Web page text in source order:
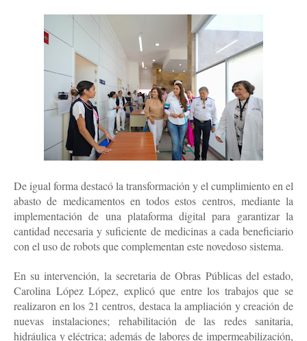
De igual forma destacó la transformación y el cumplimiento en el
abasto de medicamentos en todos estos centros, mediante la
implementación de una plataforma digital para garantizar la
cantidad necesaria y suficiente de medicinas a cada beneficiario
con el uso de robots que complementan este novedoso sistema.
En su intervención, la secretaria de Obras Públicas del estado,
Carolina López López, explicó que entre los trabajos que se
realizaron en los 21 centros, destaca la ampliación y creación de
nuevas instalaciones; rehabilitación de las redes sanitaria,
hidráulica y eléctrica; además de labores de impermeabilización,